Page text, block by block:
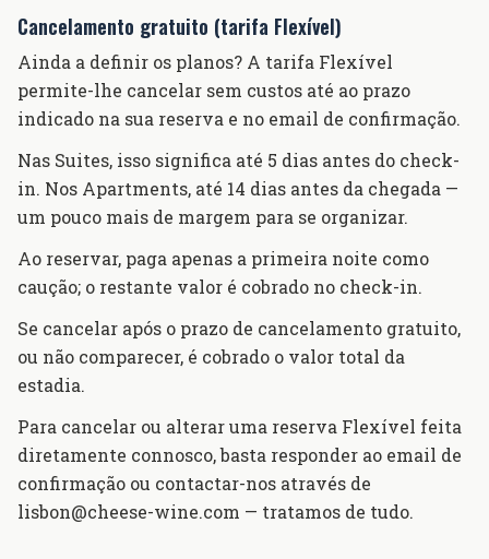
Cancelamento gratuito (tarifa Flexível)
Ainda a definir os planos? A tarifa Flexível
permite-lhe cancelar sem custos até ao prazo
indicado na sua reserva e no email de confirmação.
Nas Suites, isso significa até 5 dias antes do check-
in. Nos Apartments, até 14 dias antes da chegada —
um pouco mais de margem para se organizar.
Ao reservar, paga apenas a primeira noite como
caução; o restante valor é cobrado no check-in.
Se cancelar após o prazo de cancelamento gratuito,
ou não comparecer, é cobrado o valor total da
estadia.
Para cancelar ou alterar uma reserva Flexível feita
diretamente connosco, basta responder ao email de
confirmação ou contactar-nos através de
lisbon@cheese-wine.com — tratamos de tudo.